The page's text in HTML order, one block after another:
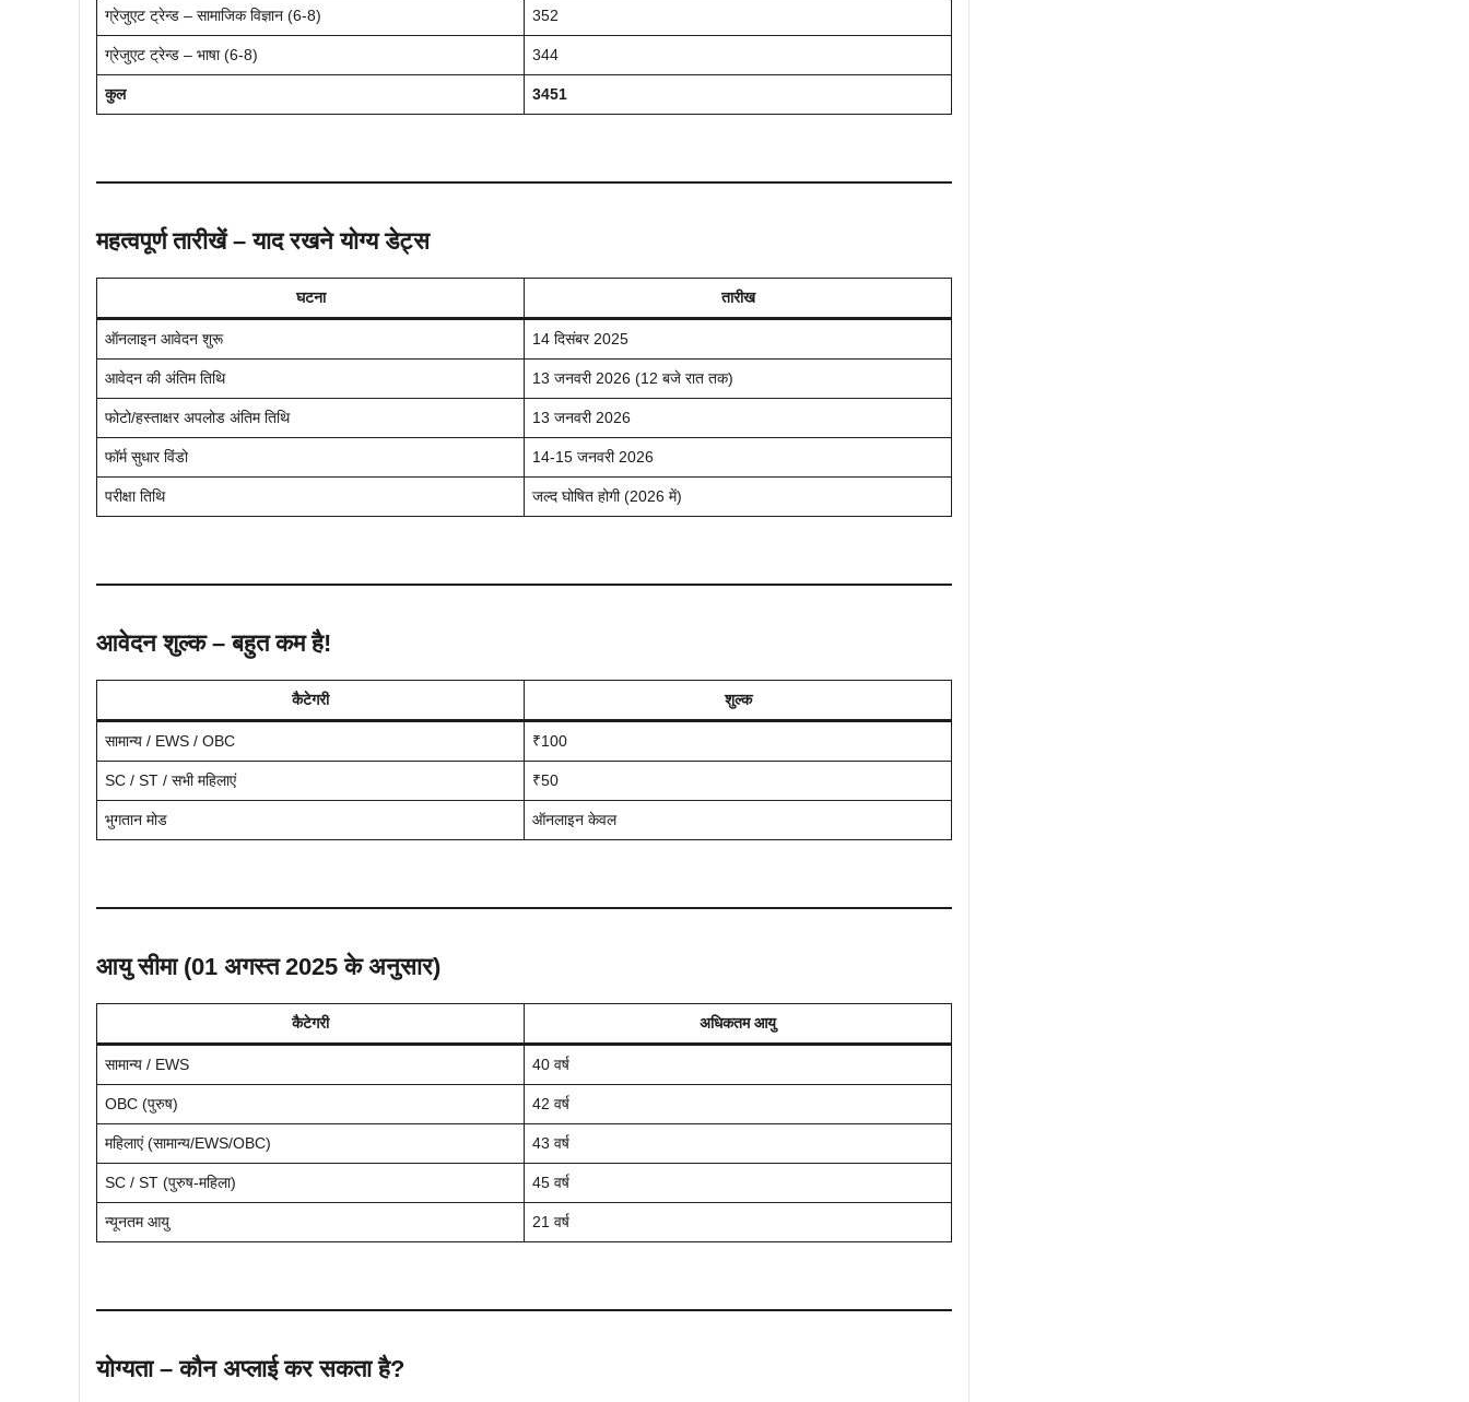
ग्रेजुएट ट्रेन्ड – सामाजिक विज्ञान (6-8) 352
ग्रेजुएट ट्रेन्ड – भाषा (6-8) 344
कुल 3451
महत्वपूर्ण तारीखें – याद रखने योग्य डेट्स
घटना तारीख
ऑनलाइन आवेदन शुरू 14 दिसंबर 2025
आवेदन की अंतिम तिथि 13 जनवरी 2026 (12 बजे रात तक)
फोटो/हस्ताक्षर अपलोड अंतिम तिथि 13 जनवरी 2026
फॉर्म सुधार विंडो 14-15 जनवरी 2026
परीक्षा तिथि जल्द घोषित होगी (2026 में)
आवेदन शुल्क – बहुत कम है!
कैटेगरी शुल्क
सामान्य / EWS / OBC ₹100
SC / ST / सभी महिलाएं ₹50
भुगतान मोड ऑनलाइन केवल
आयु सीमा (01 अगस्त 2025 के अनुसार)
कैटेगरी अधिकतम आयु
सामान्य / EWS 40 वर्ष
OBC (पुरुष) 42 वर्ष
महिलाएं (सामान्य/EWS/OBC) 43 वर्ष
SC / ST (पुरुष-महिला) 45 वर्ष
न्यूनतम आयु 21 वर्ष
योग्यता – कौन अप्लाई कर सकता है?